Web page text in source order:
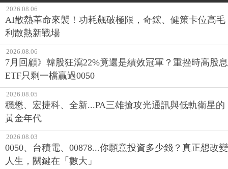
2026.08.06
AI散熱革命來襲！功耗飆破極限，奇鋐、健策卡位高毛
利散熱新戰場
2026.08.06
7月回顧》韓股狂瀉22%竟還是績效冠軍？重挫時高股息
ETF只剩一檔贏過0050
2026.08.05
穩懋、宏捷科、全新...PA三雄搶攻光通訊與低軌衛星的
黃金年代
2026.08.03
0050、台積電、00878...你願意投資多少錢？真正想改變
人生，關鍵在「數大」